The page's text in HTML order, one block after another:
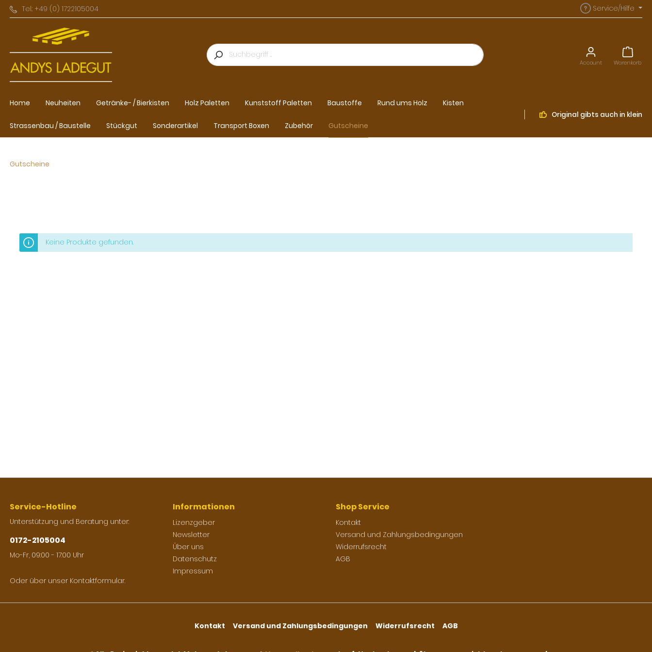
Tel.: +49 (0) 1722105004 Service/Hilfe
Account Warenkorb
Home Neuheiten Getränke- / Bierkisten Holz Paletten Kunststoff Paletten Baustoffe Rund ums Holz Kisten
Strassenbau / Baustelle Stückgut Sonderartikel Transport Boxen Zubehör Gutscheine
Original gibts auch in klein
Gutscheine
Keine Produkte gefunden.
Service-Hotline
Unterstützung und Beratung unter:
0172-2105004
Mo-Fr, 09:00 - 17:00 Uhr
Oder über unser Kontaktformular.
Informationen
Lizenzgeber
Newsletter
Über uns
Datenschutz
Impressum
Shop Service
Kontakt
Versand und Zahlungsbedingungen
Widerrufsrecht
AGB
Kontakt Versand und Zahlungsbedingungen Widerrufsrecht AGB